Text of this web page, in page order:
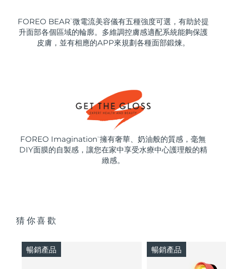
FOREO BEAR ™ 微電流美容儀有五種強度可選，有助於提
升面部各個區域的輪廓。多維調控膚感適配系統能夠保護
皮膚，並有相應的APP來規劃各種面部鍛煉。
FOREO Imagination ™ 擁有奢華、奶油般的質感，毫無
DIY面膜的自製感，讓您在家中享受水療中心護理般的精
緻感。
猜你喜歡
暢銷產品 暢銷產品